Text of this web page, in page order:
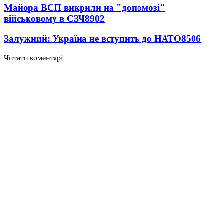
Майора ВСП викрили на "допомозі"
військовому в СЗЧ8902
Залужний: Україна не вступить до НАТО8506
Читати коментарі